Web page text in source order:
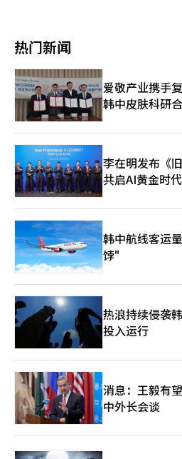
政府和企业对此立即表示反对。中国
中国企业的正当权益。 阿里巴巴通过香港交易所公告表示：“将
公司列入黑名单没有任何依据”，并
取一切法律措施。同时强调，公司与
措施不会对包括美国在内的全球业务运
要时与美国国防部积极沟通，解决黑
施。”比亚迪和百度也主张，自己并
业，因此被列入该名单没有正当理由
系统翻译与编辑。
和成本问题，对相关技术的关注日益
养从患者组织中提取的干细胞，在实
小型器官。即使是同一癌症患者，药
可以在患者体内用药前，提前测试“
开启个性化精准医疗时代的关键技术
引人注目。OmniaMed正在开发一
检测到癌组织或炎症部位特定物质时
疗中减少脱发和呕吐等典型副作用，
Curiosa Bioscience拥有一种帮助药
术平台。该公司正在开发一种注射剂
药效持续更长时间。被认为能够减少
球商业化的可能性。 业界普遍认为，
现有生物产业的局限性。 首尔市与
持未来一年的联合研究和商业化验证
业支持，而是结合大企业的研究能力
培育全球生物独角兽。 李秀妍 首尔市
和网络的桥梁，同时也为大企业提供
我们将不遗余力地支持此次选定的初
国、引领全球生物市场的独角兽企业
例。休杰尔还将在活动前后开展多项
的医疗美容现状。首先将在17日至18
L.E.A.D”教育项目（包括诊所参观、
等），最后在20日举办全球医疗人
夜”（HUGEL LEAD NIGHT）。休
特罗姆表示：“AMWC KOREA将是休
起，分享各地区市场经验和见解，扩
会。”与此同时，随着K-美容全球地
第一季度基于海外市场的增长，实现
升。具体来看，2023年第一季度，休
韩元，营业利润为476亿韩元，净利润
相比，销售额增长29.9%，营业利润
31.5%。特别是营业利润率达到了
热门新闻
爱敬产业携手
韩中皮肤科研
李在明发布《
共启AI黄金时代
韩中航线客运
饽"
热浪持续侵袭
投入运行
消息：王毅有
中外长会谈